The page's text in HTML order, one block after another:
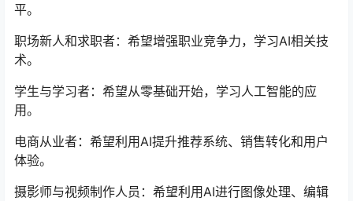
平。
职场新人和求职者：希望增强职业竞争力，学习AI相关技
术。
学生与学习者：希望从零基础开始，学习人工智能的应
用。
电商从业者：希望利用AI提升推荐系统、销售转化和用户
体验。
摄影师与视频制作人员：希望利用AI进行图像处理、编辑